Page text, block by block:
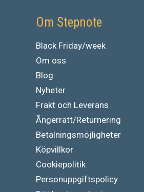
Om Stepnote
Black Friday/week
Om oss
Blog
Nyheter
Frakt och Leverans
Ångerrätt/Returnering
Betalningsmöjligheter
Köpvillkor
Cookiepolitik
Personuppgiftspolicy